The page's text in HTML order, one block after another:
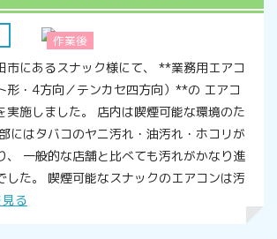
作業後
市にあるスナック様にて、 **業務用エアコ
形・4方向／テンカセ四方向）**の エアコ
実施しました。 店内は喫煙可能な環境のた
にはタバコのヤニ汚れ・油汚れ・ホコリが
、 一般的な店舗と比べても汚れがかなり進
した。 喫煙可能なスナックのエアコンは汚
る